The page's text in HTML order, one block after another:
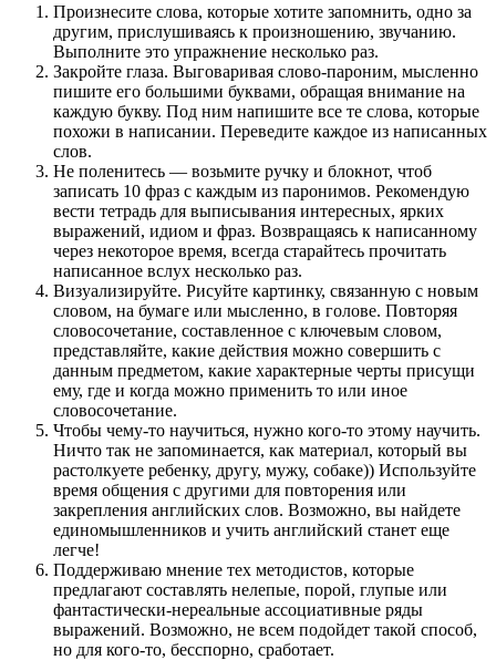
Произнесите слова, которые хотите запомнить, одно за
другим, прислушиваясь к произношению, звучанию.
Выполните это упражнение несколько раз.
Закройте глаза. Выговаривая слово-пароним, мысленно
пишите его большими буквами, обращая внимание на
каждую букву. Под ним напишите все те слова, которые
похожи в написании. Переведите каждое из написанных
слов.
Не поленитесь — возьмите ручку и блокнот, чтоб
записать 10 фраз с каждым из паронимов. Рекомендую
вести тетрадь для выписывания интересных, ярких
выражений, идиом и фраз. Возвращаясь к написанному
через некоторое время, всегда старайтесь прочитать
написанное вслух несколько раз.
Визуализируйте. Рисуйте картинку, связанную с новым
словом, на бумаге или мысленно, в голове. Повторяя
словосочетание, составленное с ключевым словом,
представляйте, какие действия можно совершить с
данным предметом, какие характерные черты присущи
ему, где и когда можно применить то или иное
словосочетание.
Чтобы чему-то научиться, нужно кого-то этому научить.
Ничто так не запоминается, как материал, который вы
растолкуете ребенку, другу, мужу, собаке)) Используйте
время общения с другими для повторения или
закрепления английских слов. Возможно, вы найдете
единомышленников и учить английский станет еще
легче!
Поддерживаю мнение тех методистов, которые
предлагают составлять нелепые, порой, глупые или
фантастически-нереальные ассоциативные ряды
выражений. Возможно, не всем подойдет такой способ,
но для кого-то, бесспорно, сработает.